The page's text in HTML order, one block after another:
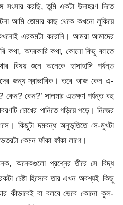
সংসার করছি, তুমি একটা উদাহরণ দিতে
আমি তোমার কাছ থেকে কখনো লুকিয়ে
এরকমটা করোনি। আমরা আমাদের
কথা, অদরকারি কথা, কোনো কিছু বলতে
বিষয় শুনে অনেকে হাসাহাসি পর্যন্ত
জন্য স্বাভাবিক। তবে আজ কেন এ-
কেন? কেন?’ সালমার এতক্ষণ পর্যন্ত বহু
চোখের পানিতে গড়িয়ে পড়ে। নিজের
কিছুটা দমবন্ধ অনুভূতিতে সে-মুখটা
কেমন ফাঁকা ফাঁকা লাগে।
অনেকগুলো প্রশ্নের তীরে সে বিদ্ধ
চেষ্টা হিসেবে তার এখন অবশ্যই কিছু
কীভাবেই বা বলবে ভেবে কোনো কূল-